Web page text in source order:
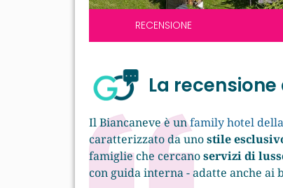
RECENSIONE
La recensione
Il Biancaneve è unfamily hotel
caratterizzato da unostile
famiglie che cercanoservizi di
con guida interna - adatte anche